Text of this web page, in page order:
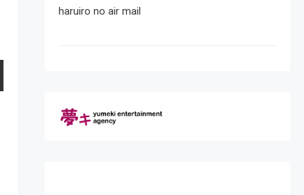
haruiro no air mail